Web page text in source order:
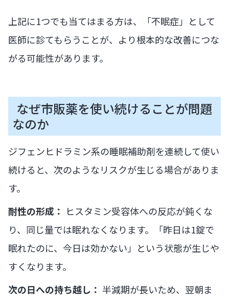
上記に1つでも当てはまる方は、「不眠症」として
医師に診てもらうことが、より根本的な改善につな
がる可能性があります。
なぜ市販薬を使い続けることが問題
なのか
ジフェンヒドラミン系の睡眠補助剤を連続して使い
続けると、次のようなリスクが生じる場合がありま
す。
耐性の形成： ヒスタミン受容体への反応が鈍くな
り、同じ量では眠れなくなります。「昨日は1錠で
眠れたのに、今日は効かない」という状態が生じや
すくなります。
次の日への持ち越し： 半減期が長いため、翌朝ま